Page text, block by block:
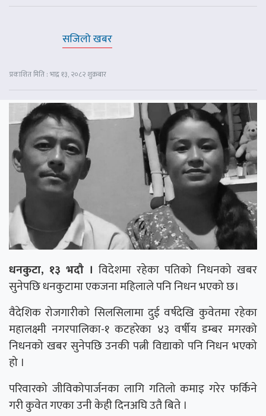
सजिलो खबर
प्रकाशित मिति : भाद्र १३, २०८२ शुक्रबार
धनकुटा, १३ भदौ । विदेशमा रहेका पतिको निधनको खबर
सुनेपछि धनकुटामा एकजना महिलाले पनि निधन भएको छ।
वैदेशिक रोजगारीको सिलसिलामा दुई वर्षदेखि कुवेतमा रहेका
महालक्ष्मी नगरपालिका-१ कटहरेका ४३ वर्षीय डम्बर मगरको
निधनको खबर सुनेपछि उनकी पत्नी विद्याको पनि निधन भएको
हो ।
परिवारको जीविकोपार्जनका लागि गतिलो कमाइ गरेर फर्किने
गरी कुवेत गएका उनी केही दिनअघि उतै बिते ।